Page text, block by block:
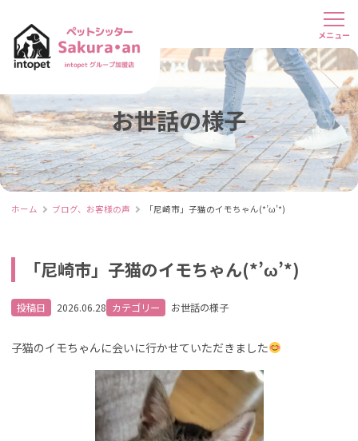
お世話の様子
ホーム ブログ、お客様の声 「尼崎市」子猫のイモちゃん(*’ω’*)
「尼崎市」子猫のイモちゃん(*’ω’*)
投稿日 2026.06.28 カテゴリー お世話の様子
子猫のイモちゃんに会いに行かせていただきました